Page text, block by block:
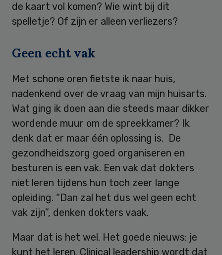
de kaart vol komen? Wie wint bij dit
spelletje? Of zijn er alleen verliezers?
Geen echt vak
Met schone oren fietste ik naar huis,
nadenkend over de vraag van mijn huisarts.
Wat ging ik doen aan die steeds maar dikker
wordende muur om de spreekkamer? Ik
denk dat er maar één oplossing is. De
gezondheidszorg goed organiseren en
besturen is een vak. Een vak dat dokters
niet leren tijdens hun toch zeer lange
opleiding. “Dan zal het dus wel geen echt
vak zijn”, denken dokters vaak.
Maar dat is het wel. Het goede nieuws: je
kunt het leren. Clinical leadership wordt dat